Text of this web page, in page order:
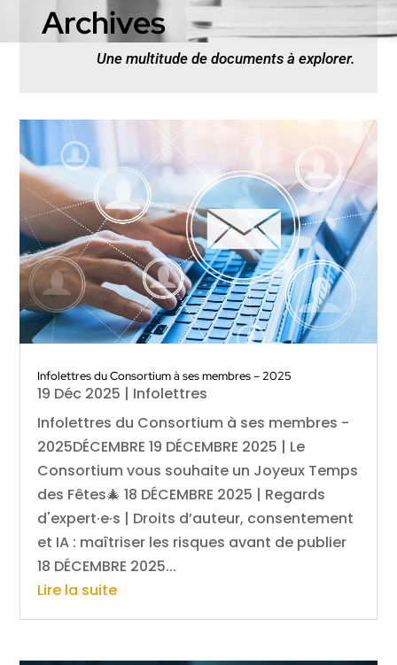
Archives
Une multitude de documents à explorer.
Infolettres du Consortium à ses membres – 2025
19 Déc 2025 | Infolettres
Infolettres du Consortium à ses membres -
2025DÉCEMBRE 19 DÉCEMBRE 2025 | Le
Consortium vous souhaite un Joyeux Temps
des Fêtes🎄 18 DÉCEMBRE 2025 | Regards
d'expert·e·s | Droits d’auteur, consentement
et IA : maîtriser les risques avant de publier
18 DÉCEMBRE 2025...
Lire la suite